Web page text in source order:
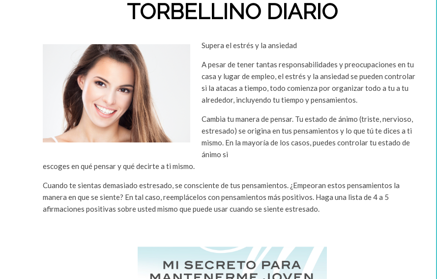
TORBELLINO DIARIO
Supera el estrés y la ansiedad
A pesar de tener tantas responsabilidades y preocupaciones en tu
casa y lugar de empleo, el estrés y la ansiedad se pueden controlar
si la atacas a tiempo, todo comienza por organizar todo a tu a tu
alrededor, incluyendo tu tiempo y pensamientos.
Cambia tu manera de pensar. Tu estado de ánimo (triste, nervioso,
estresado) se origina en tus pensamientos y lo que tú te dices a ti
mismo. En la mayoría de los casos, puedes controlar tu estado de
ánimo si
escoges en qué pensar y qué decirte a ti mismo.
Cuando te sientas demasiado estresado, se consciente de tus pensamientos. ¿Empeoran estos pensamientos la
manera en que se siente? En tal caso, reemplácelos con pensamientos más positivos. Haga una lista de 4 a 5
afirmaciones positivas sobre usted mismo que puede usar cuando se siente estresado.